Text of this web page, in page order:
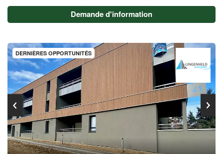
Demande d'information
DERNIÈRES OPPORTUNITÉS